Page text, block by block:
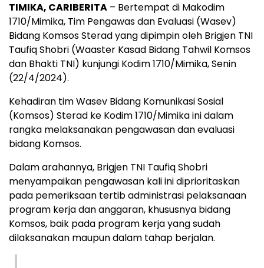
TIMIKA, CARIBERITA – Bertempat di Makodim
1710/Mimika, Tim Pengawas dan Evaluasi (Wasev)
Bidang Komsos Sterad yang dipimpin oleh Brigjen TNI
Taufiq Shobri (Waaster Kasad Bidang Tahwil Komsos
dan Bhakti TNI) kunjungi Kodim 1710/Mimika, Senin
(22/4/2024).
Kehadiran tim Wasev Bidang Komunikasi Sosial
(Komsos) Sterad ke Kodim 1710/Mimika ini dalam
rangka melaksanakan pengawasan dan evaluasi
bidang Komsos.
Dalam arahannya, Brigjen TNI Taufiq Shobri
menyampaikan pengawasan kali ini diprioritaskan
pada pemeriksaan tertib administrasi pelaksanaan
program kerja dan anggaran, khususnya bidang
Komsos, baik pada program kerja yang sudah
dilaksanakan maupun dalam tahap berjalan.